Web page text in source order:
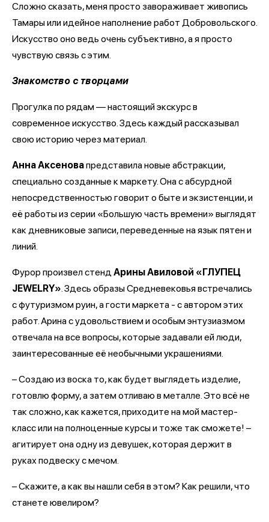
Сложно сказать, меня просто завораживает живопись
Тамары или идейное наполнение работ Добровольского.
Искусство оно ведь очень субъективно, а я просто
чувствую связь с этим.
Знакомство с творцами
Прогулка по рядам — настоящий экскурс в
современное искусство. Здесь каждый рассказывал
свою историю через материал.
Анна Аксеновапредставила новые абстракции,
специально созданные к маркету. Она с абсурдной
непосредственностью говорит о быте и экзистенции, и
её работы из серии «Большую часть времени» выглядят
как дневниковые записи, переведенные на язык пятен и
линий.
Фурор произвел стендАрины Авиловой «ГЛУПЕЦ
JEWELRY». Здесь образы Средневековья встречались
с футуризмом руин, а гости маркета - с автором этих
работ. Арина с удовольствием и особым энтузиазмом
отвечала на все вопросы, которые задавали ей люди,
заинтересованные её необычными украшениями.
– Создаю из воска то, как будет выглядеть изделие,
готовлю форму, а затем отливаю в металле. Это всё не
так сложно, как кажется, приходите на мой мастер-
класс или на полноценные курсы и тоже так сможете! –
агитирует она одну из девушек, которая держит в
руках подвеску с мечом.
– Скажите, а как вы нашли себя в этом? Как решили, что
станете ювелиром?